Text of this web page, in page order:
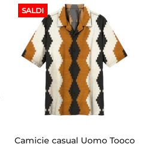
SALDI
Camicie casual Uomo Tooco